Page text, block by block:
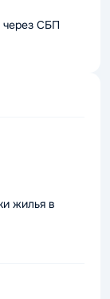
через СБП
жилья в